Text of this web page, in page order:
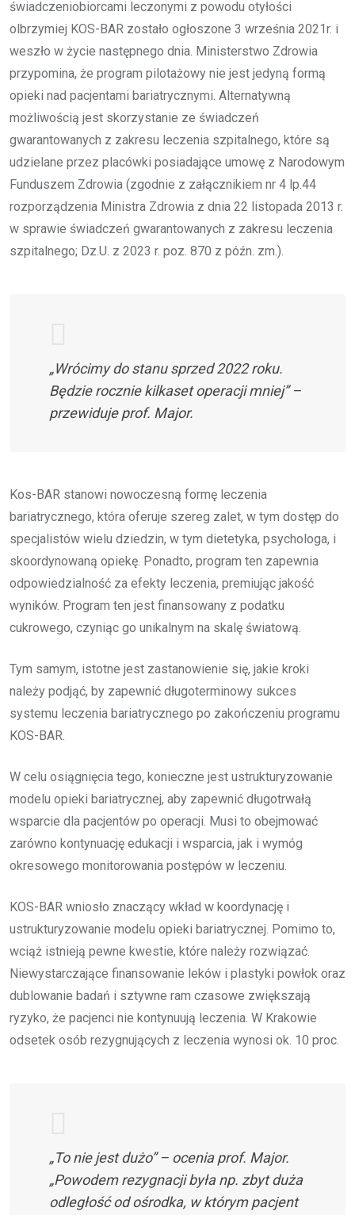
świadczeniobiorcami leczonymi z powodu otyłości
olbrzymiej KOS-BAR zostało ogłoszone 3 września 2021r. i
weszło w życie następnego dnia. Ministerstwo Zdrowia
przypomina, że program pilotażowy nie jest jedyną formą
opieki nad pacjentami bariatrycznymi. Alternatywną
możliwością jest skorzystanie ze świadczeń
gwarantowanych z zakresu leczenia szpitalnego, które są
udzielane przez placówki posiadające umowę z Narodowym
Funduszem Zdrowia (zgodnie z załącznikiem nr 4 lp.44
rozporządzenia Ministra Zdrowia z dnia 22 listopada 2013 r.
w sprawie świadczeń gwarantowanych z zakresu leczenia
szpitalnego; Dz.U. z 2023 r. poz. 870 z późn. zm.).
„Wrócimy do stanu sprzed 2022 roku.
Będzie rocznie kilkaset operacji mniej” –
przewiduje prof. Major.
Kos-BAR stanowi nowoczesną formę leczenia
bariatrycznego, która oferuje szereg zalet, w tym dostęp do
specjalistów wielu dziedzin, w tym dietetyka, psychologa, i
skoordynowaną opiekę. Ponadto, program ten zapewnia
odpowiedzialność za efekty leczenia, premiując jakość
wyników. Program ten jest finansowany z podatku
cukrowego, czyniąc go unikalnym na skalę światową.
Tym samym, istotne jest zastanowienie się, jakie kroki
należy podjąć, by zapewnić długoterminowy sukces
systemu leczenia bariatrycznego po zakończeniu programu
KOS-BAR.
W celu osiągnięcia tego, konieczne jest ustrukturyzowanie
modelu opieki bariatrycznej, aby zapewnić długotrwałą
wsparcie dla pacjentów po operacji. Musi to obejmować
zarówno kontynuację edukacji i wsparcia, jak i wymóg
okresowego monitorowania postępów w leczeniu.
KOS-BAR wniosło znaczący wkład w koordynację i
ustrukturyzowanie modelu opieki bariatrycznej. Pomimo to,
wciąż istnieją pewne kwestie, które należy rozwiązać.
Niewystarczające finansowanie leków i plastyki powłok oraz
dublowanie badań i sztywne ram czasowe zwiększają
ryzyko, że pacjenci nie kontynuują leczenia. W Krakowie
odsetek osób rezygnujących z leczenia wynosi ok. 10 proc.
„To nie jest dużo” – ocenia prof. Major.
„Powodem rezygnacji była np. zbyt duża
odległość od ośrodka, w którym pacjent